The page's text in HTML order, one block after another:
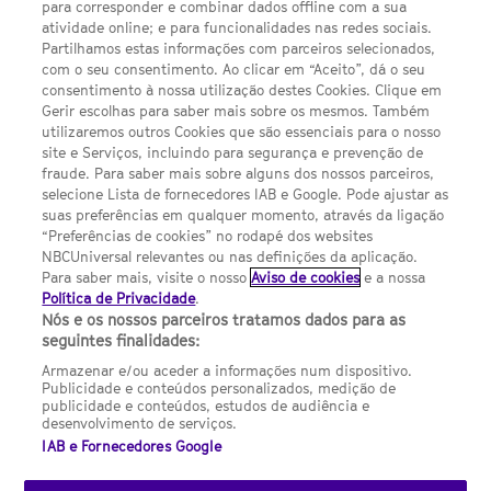
Política de privacidade
Sobre nós
Termos E Condições
Preferências de cookies
FILMES
UMA DIVISÃO DA NBCUNIVERSAL
Contact us by email: contact.SYFYPortugal@ncbuni.com
NBC Universal Global Networks España S.L.U. is wholly owned
by Universal Studios International BV
NBC Universal Global Networks, S.L.U. Paseo de la Castellana,
95. Planta 10 Edificio Torre Europa 28046 Madrid B-82227893
SYFY Portugal is subject to Spanish jurisdiction and regulated
(CNMC).
para corresponder e combinar dados offline com a sua
atividade online; e para funcionalidades nas redes sociais.
Partilhamos estas informações com parceiros selecionados,
com o seu consentimento. Ao clicar em “Aceito”, dá o seu
consentimento à nossa utilização destes Cookies. Clique em
Gerir escolhas para saber mais sobre os mesmos. Também
utilizaremos outros Cookies que são essenciais para o nosso
site e Serviços, incluindo para segurança e prevenção de
fraude. Para saber mais sobre alguns dos nossos parceiros,
selecione Lista de fornecedores IAB e Google. Pode ajustar as
suas preferências em qualquer momento, através da ligação
“Preferências de cookies” no rodapé dos websites
NBCUniversal relevantes ou nas definições da aplicação.
Para saber mais, visite o nossoAviso de cookies e a nossa
Política de Privacidade.
Nós e os nossos parceiros tratamos dados para as
seguintes finalidades:
Armazenar e/ou aceder a informações num dispositivo.
Publicidade e conteúdos personalizados, medição de
publicidade e conteúdos, estudos de audiência e
desenvolvimento de serviços.
IAB e Fornecedores Google